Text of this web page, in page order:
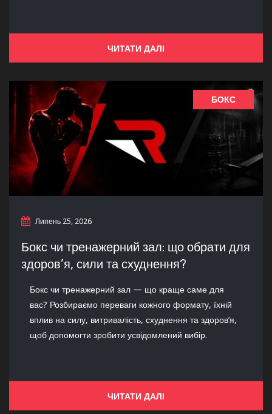
ЧИТАТИ ДАЛІ
БОКС
Липень 25, 2026
Бокс чи тренажерний зал: що обрати для
здоров’я, сили та схуднення?
Бокс чи тренажерний зал — що краще саме для
вас? Розбираємо переваги кожного формату, їхній
вплив на силу, витривалість, схуднення та здоров’я,
щоб допомогти зробити усвідомлений вибір.
ЧИТАТИ ДАЛІ